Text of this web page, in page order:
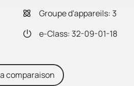
Groupe d'appareils: 3
e-Class: 32-09-01-18
comparaison